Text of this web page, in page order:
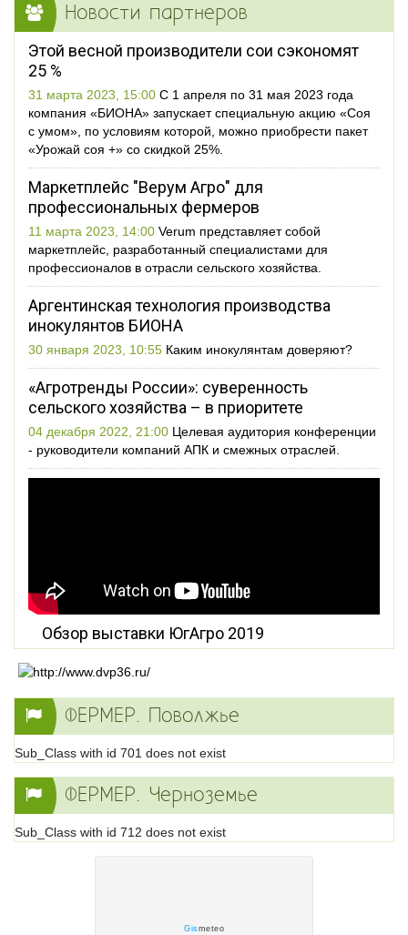
Новости партнеров
Этой весной производители сои сэкономят
25 %
31 марта 2023, 15:00 С 1 апреля по 31 мая 2023 года
компания «БИОНА» запускает специальную акцию «Соя
с умом», по условиям которой, можно приобрести пакет
«Урожай соя +» со скидкой 25%.
Маркетплейс "Верум Агро" для
профессиональных фермеров
11 марта 2023, 14:00 Verum представляет собой
маркетплейс, разработанный специалистами для
профессионалов в отрасли сельского хозяйства.
Аргентинская технология производства
инокулянтов БИОНА
30 января 2023, 10:55 Каким инокулянтам доверяют?
«Агротренды России»: суверенность
сельского хозяйства – в приоритете
04 декабря 2022, 21:00 Целевая аудитория конференции
- руководители компаний АПК и смежных отраслей.
Обзор выставки ЮгАгро 2019
ФЕРМЕР. Поволжье
Sub_Class with id 701 does not exist
ФЕРМЕР. Черноземье
Sub_Class with id 712 does not exist
Gismeteo